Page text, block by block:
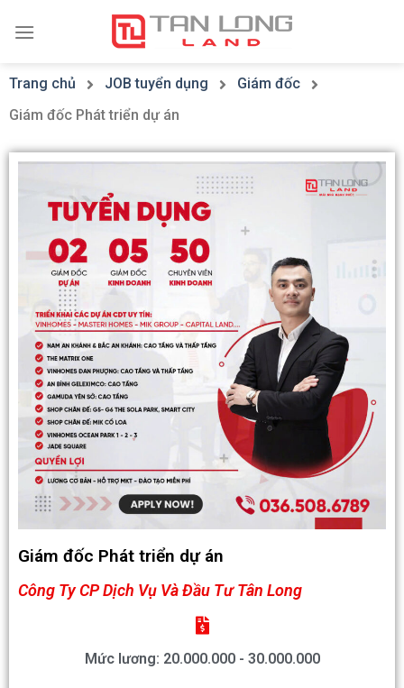
Trang chủ JOB tuyển dụng
Giám đốc
Giám đốc Phát triển dự án
Giám đốc Phát triển dự án
Công Ty CP Dịch Vụ Và Đầu Tư Tân Long
Mức lương: 20.000.000 - 30.000.000